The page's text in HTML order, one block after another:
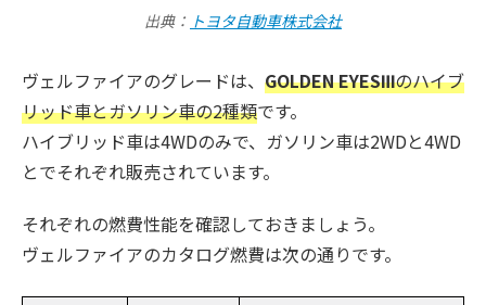
出典： トヨタ自動車株式会社
ヴェルファイアのグレードは、 GOLDEN EYESⅢのハイブ
リッド車とガソリン車の2種類です。
ハイブリッド車は4WDのみで、ガソリン車は2WDと4WD
とでそれぞれ販売されています。
それぞれの燃費性能を確認しておきましょう。
ヴェルファイアのカタログ燃費は次の通りです。